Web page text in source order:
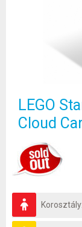
LEGO
Cloud
Korosztály: